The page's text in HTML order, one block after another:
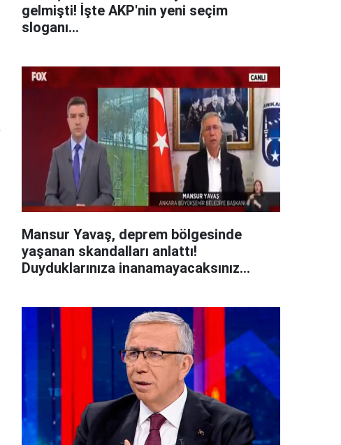
gelmişti! İşte AKP'nin yeni seçim
sloganı...
Mansur Yavaş, deprem bölgesinde
yaşanan skandalları anlattı!
Duyduklarınıza inanamayacaksınız...